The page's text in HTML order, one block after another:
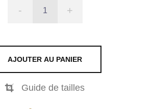
- +
AJOUTER AU PANIER
Guide de tailles